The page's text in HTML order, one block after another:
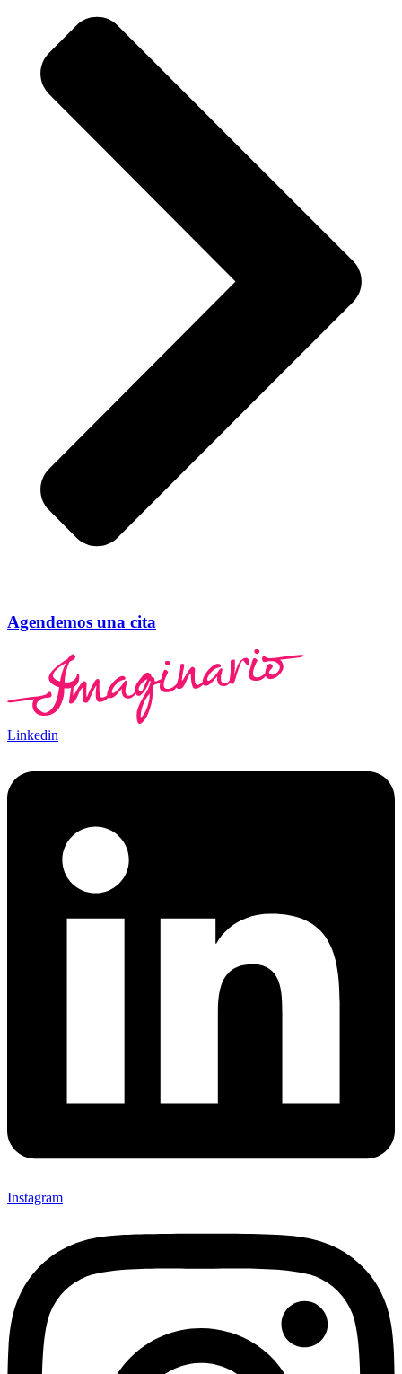
Agendemos una cita
Linkedin
Instagram